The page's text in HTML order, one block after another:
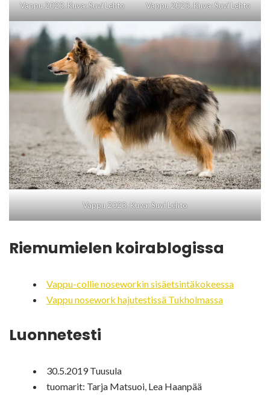
Vappu 2023. Kuva: Suvi Lehto Vappu 2023. Kuva: Suvi Lehto
Vappu 2023. Kuva: Suvi Lehto
Riemumielen koirablogissa
Vappu-collie noseworkin sisäetsintäkokeessa
Vappu nosework hajutestissä Tukholmassa
Luonnetesti
30.5.2019 Tuusula
tuomarit: Tarja Matsuoi, Lea Haanpää